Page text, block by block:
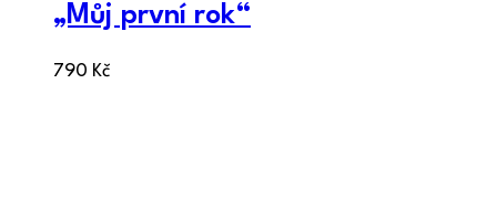
„Můj první rok“
790 Kč